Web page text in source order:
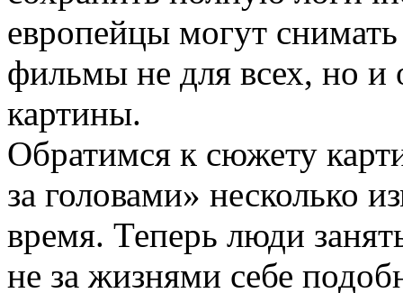
европейцы могут
фильмы не для всех, но
картины.
Обратимся к сюжету
за головами» несколько
время. Теперь люди
не за жизнями себе